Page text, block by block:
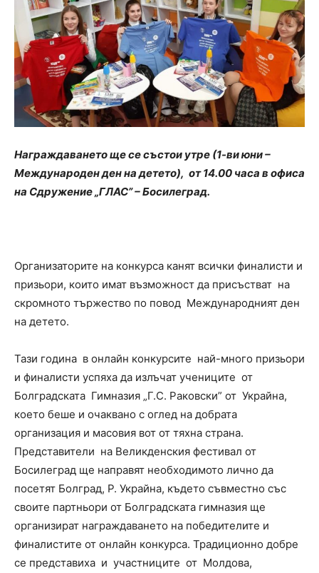
Награждаването ще се състои утре (1-ви юни–
Международен ден на детето), от 14.00 часа в офиса
на Сдружение „ГЛАС” – Босилеград.
Организаторите на конкурса канят всички финалисти и
призьори, които имат възможност да присъстват на
скромното тържество по повод Международният ден
на детето.
Тази година в онлайн конкурсите най-много призьори
и финалисти успяха да излъчат учениците от
Болградската Гимназия „Г.С. Раковски” от Украйна,
което беше и очаквано с оглед на добрата
организация и масовия вот от тяхна страна.
Представители на Великденския фестивал от
Босилеград ще направят необходимото лично да
посетят Болград, Р. Украйна, където съвместно със
своите партньори от Болградската гимназия ще
организират награждаването на победителите и
финалистите от онлайн конкурса. Традиционно добре
се представиха и участниците от Молдова,